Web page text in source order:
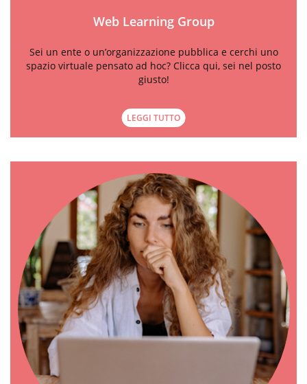
Web Learning Group
Sei un ente o un’organizzazione pubblica e cerchi uno
spazio virtuale pensato ad hoc? Clicca qui, sei nel posto
giusto!
LEGGI TUTTO